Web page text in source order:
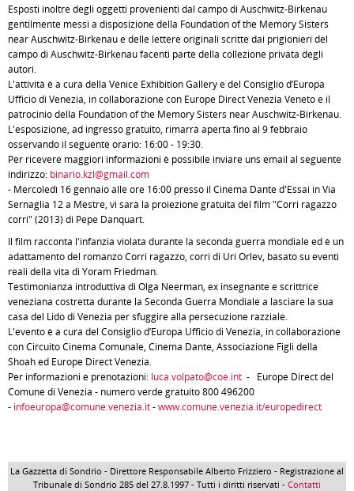
Esposti inoltre degli oggetti provenienti dal campo di Auschwitz-Birkenau
gentilmente messi a disposizione della Foundation of the Memory Sisters
near Auschwitz-Birkenau e delle lettere originali scritte dai prigionieri del
campo di Auschwitz-Birkenau facenti parte della collezione privata degli
autori.
L'attività è a cura della Venice Exhibition Gallery e del Consiglio d’Europa
Ufficio di Venezia, in collaborazione con Europe Direct Venezia Veneto e il
patrocinio della Foundation of the Memory Sisters near Auschwitz-Birkenau.
L'esposizione, ad ingresso gratuito, rimarrà aperta fino al 9 febbraio
osservando il seguente orario: 16:00 - 19:30.
Per ricevere maggiori informazioni è possibile inviare uns email al seguente
indirizzo: binario.kzl@gmail.com
- Mercoledì 16 gennaio alle ore 16:00 presso il Cinema Dante d'Essai in Via
Sernaglia 12 a Mestre, vi sarà la proiezione gratuita del film "Corri ragazzo
corri" (2013) di Pepe Danquart.
Il film racconta l'infanzia violata durante la seconda guerra mondiale ed è un
adattamento del romanzo Corri ragazzo, corri di Uri Orlev, basato su eventi
reali della vita di Yoram Friedman.
Testimonianza introduttiva di Olga Neerman, ex insegnante e scrittrice
veneziana costretta durante la Seconda Guerra Mondiale a lasciare la sua
casa del Lido di Venezia per sfuggire alla persecuzione razziale.
L'evento è a cura del Consiglio d’Europa Ufficio di Venezia, in collaborazione
con Circuito Cinema Comunale, Cinema Dante, Associazione Figli della
Shoah ed Europe Direct Venezia.
Per informazioni e prenotazioni: luca.volpato@coe.int - Europe Direct del
Comune di Venezia - numero verde gratuito 800 496200
- infoeuropa@comune.venezia.it-www.comune.venezia.it/europedirect
La Gazzetta di Sondrio - Direttore Responsabile Alberto Frizziero - Registrazione al
Tribunale di Sondrio 285 del 27.8.1997 - Tutti i diritti riservati - Contatti